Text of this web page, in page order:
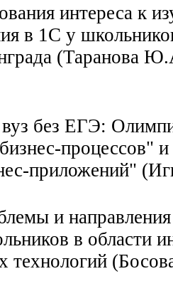
интереса к
в 1С у
(Таранова
без ЕГЭ:
процессов"
приложений"
и направления
в области
технологий